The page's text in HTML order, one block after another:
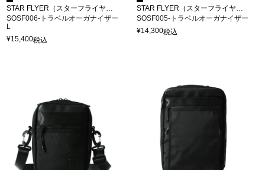
SOSF006-トラベルオーガナイザー
L
¥15,400税込
SOSF005-トラベルオーガナイザー
¥14,300税込